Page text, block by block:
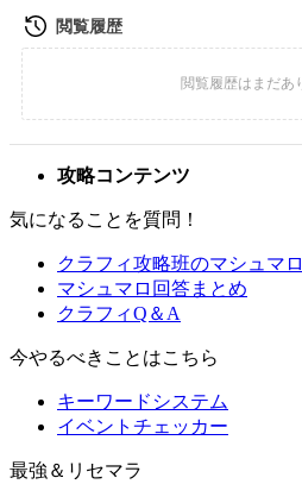
攻略コンテンツ
気になることを質問！
クラフィ攻略班のマシュマロ
マシュマロ回答まとめ
クラフィQ＆A
今やるべきことはこちら
キーワードシステム
イベントチェッカー
最強＆リセマラ